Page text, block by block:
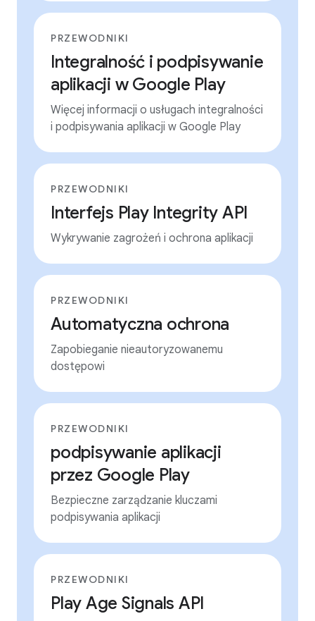
PRZEWODNIKI
Integralność i podpisywanie
aplikacji w Google Play
Więcej informacji o usługach integralności
i podpisywania aplikacji w Google Play
PRZEWODNIKI
Interfejs Play Integrity API
Wykrywanie zagrożeń i ochrona aplikacji
PRZEWODNIKI
Automatyczna ochrona
Zapobieganie nieautoryzowanemu
dostępowi
PRZEWODNIKI
podpisywanie aplikacji
przez Google Play
Bezpieczne zarządzanie kluczami
podpisywania aplikacji
PRZEWODNIKI
Play Age Signals API